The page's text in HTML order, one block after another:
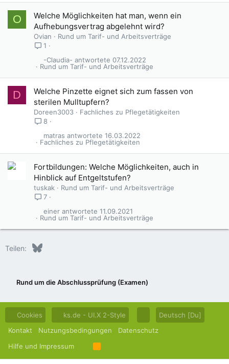
O
Welche Möglichkeiten hat man, wenn ein
Aufhebungsvertrag abgelehnt wird?
Ovian
Rund um Tarif- und Arbeitsverträge
1
Rund um Tarif- und Arbeitsverträge
07.12.2022
-Claudia-
D
Welche Pinzette eignet sich zum fassen von
sterilen Mulltupfern?
Doreen3003
Fachliches zu Pflegetätigkeiten
8
Fachliches zu Pflegetätigkeiten
16.03.2022
matras
Fortbildungen: Welche Möglichkeiten, auch in
Hinblick auf Entgeltstufen?
tuskak
Rund um Tarif- und Arbeitsverträge
7
Rund um Tarif- und Arbeitsverträge
11.09.2021
einer
Teilen: Bluesky
Rund um die Abschlussprüfung (Examen)
Cookies ks.de - UI.X 2-Style
Deutsch [Du]
Kontakt
Nutzungsbedingungen
Datenschutz
Hilfe und Impressum
S